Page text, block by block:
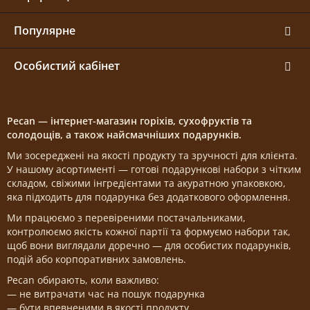
Популярне
Особистий кабінет
Pecan — інтернет-магазин горіхів, сухофруктів та
солодощів, а також найсмачніших подарунків.
Ми зосереджені на якості продукту та зручності для клієнта.
У нашому асортименті — готові подарункові набори з чітким
складом, свіжими інгредієнтами та акуратною упаковкою,
яка підходить для подарунка без додаткового оформлення.
Ми працюємо з перевіреними постачальниками,
контролюємо якість кожної партії та формуємо набори так,
щоб вони виглядали доречно — для особистих подарунків,
подій або корпоративних замовлень.
Pecan обирають, коли важливо:
— не витрачати час на пошук подарунка